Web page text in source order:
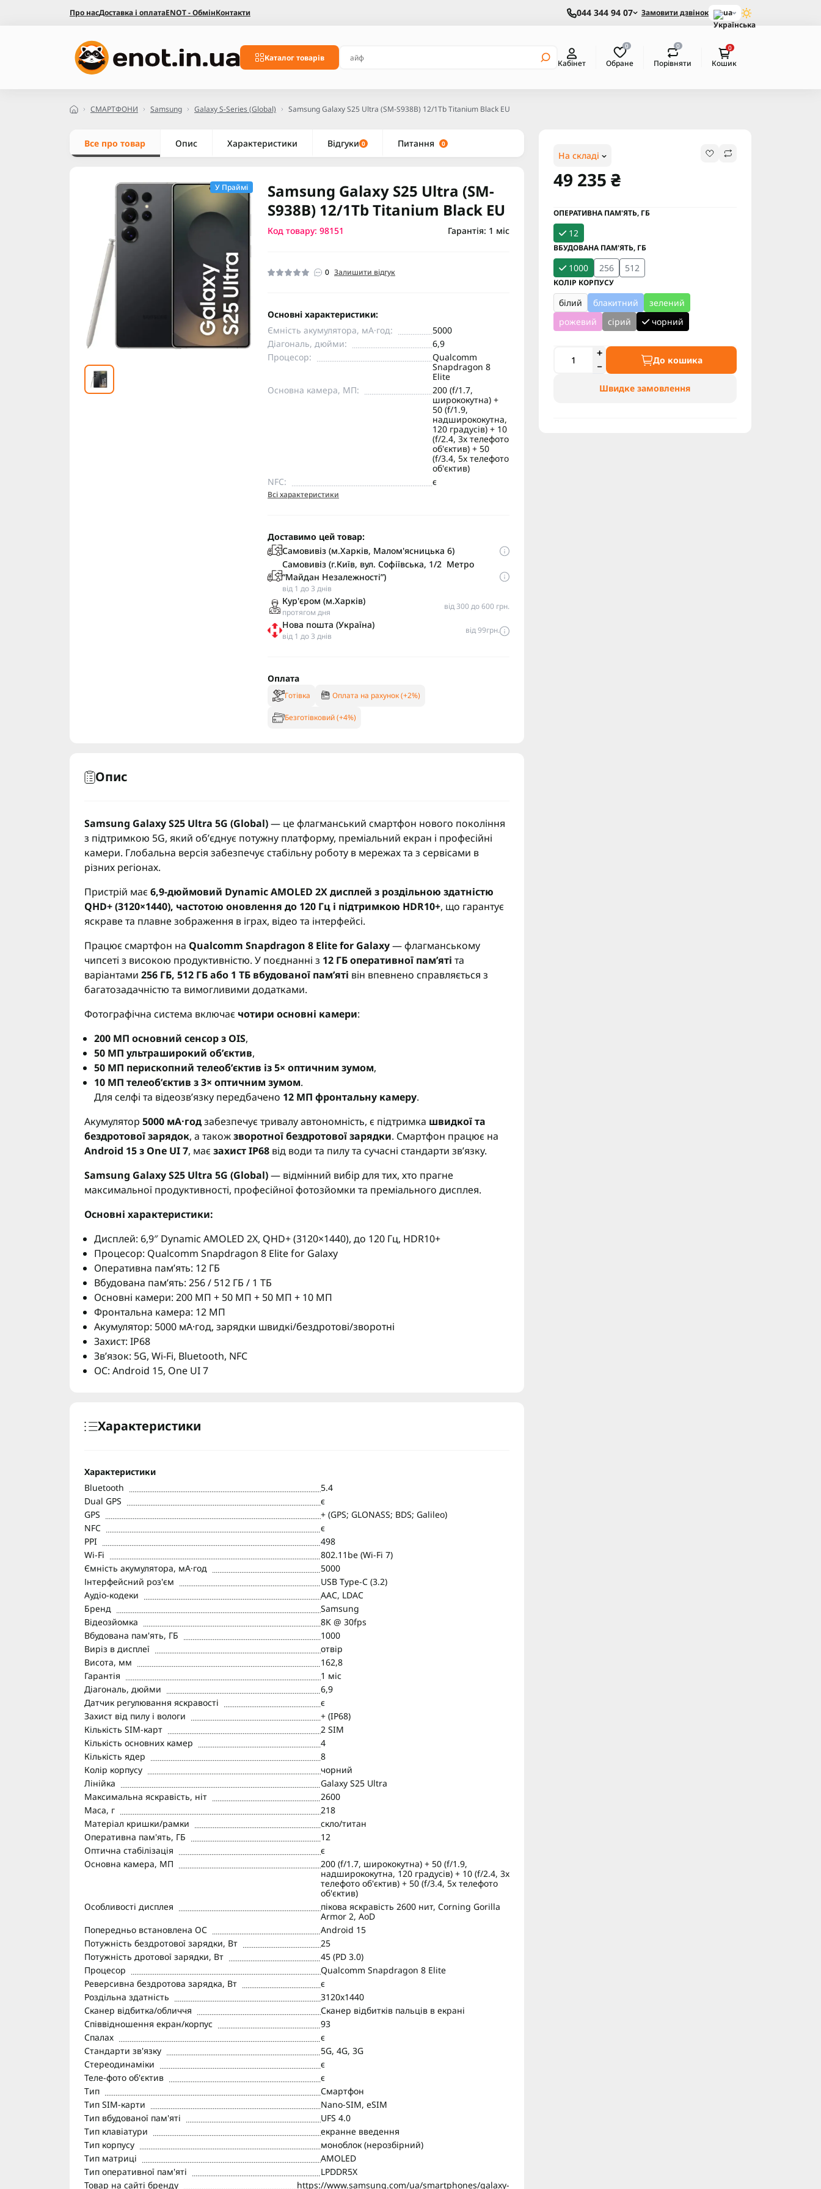
Про насДоставка і оплатаENOT - ОбмінКонтакти 044 344 94 07 Замовити дзвінок ua
Каталог товарів
Кабінет
0
Обране
0
Порівняти
0
Кошик
СМАРТФОНИ Samsung Galaxy S-Series (Global) Samsung Galaxy S25 Ultra (SM-S938B) 12/1Tb Titanium Black EU
Все про товар Опис Характеристики Відгуки 0 Питання 0
У Праймі
Samsung Galaxy S25 Ultra (SM-
S938B) 12/1Tb Titanium Black EU
Код товару: 98151 Гарантія: 1 міс
0 Залишити відгук
На складі
49 235 ₴
ОПЕРАТИВНА ПАМ'ЯТЬ, ГБ
12
ВБУДОВАНА ПАМ'ЯТЬ, ГБ
1000 256 512
КОЛІР КОРПУСУ
білий блакитний
зелений
рожевий
сірий чорний
До кошика
Швидке замовлення
Основні характеристики:
Ємність акумулятора, мА·год:
5000
Діагональ, дюйми:
6,9
Процесор:
Qualcomm
Snapdragon 8
Elite
Основна камера, МП:
200 (f/1.7,
ширококутна) +
50 (f/1.9,
надширококутна,
120 градусів) + 10
(f/2.4, 3x телефото
об'єктив) + 50
(f/3.4, 5x телефото
об'єктив)
NFC:
є
Всі характеристики
Доставимо цей товар:
Самовивіз (м.Харків, Малом'ясницька 6)
Самовивіз (г.Київ, вул. Софіївська, 1/2 Метро
“Майдан Незалежності”)
від 1 до 3 днів
Кур'єром (м.Харків)
протягом дня
від 300 до 600 грн.
Нова пошта (Україна)
від 1 до 3 днів
від 99грн.
Оплата
Готівка Оплата на рахунок (+2%)
Безготівковий (+4%)
Опис
Samsung Galaxy S25 Ultra 5G (Global)— це флагманський смартфон нового покоління
з підтримкою 5G, який об’єднує потужну платформу, преміальний екран і професійні
камери. Глобальна версія забезпечує стабільну роботу в мережах та з сервісами в
різних регіонах.
Пристрій має 6,9-дюймовий Dynamic AMOLED 2X дисплей з роздільною здатністю
QHD+ (3120×1440), частотою оновлення до 120 Гц і підтримкою HDR10+, що гарантує
яскраве та плавне зображення в іграх, відео та інтерфейсі.
Працює смартфон на Qualcomm Snapdragon 8 Elite for Galaxy— флагманському
чипсеті з високою продуктивністю. У поєднанні з 12 ГБ оперативної пам’яті та
варіантами 256 ГБ, 512 ГБ або 1 ТБ вбудованої пам’яті він впевнено справляється з
багатозадачністю та вимогливими додатками.
Фотографічна система включає чотири основні камери:
200 МП основний сенсор з OIS,
50 МП ультраширокий об’єктив,
50 МП перископний телеоб’єктив із 5× оптичним зумом,
10 МП телеоб’єктив з 3× оптичним зумом.
Для селфі та відеозв’язку передбачено 12 МП фронтальну камеру.
Акумулятор 5000 мА·годзабезпечує тривалу автономність, є підтримка швидкої та
бездротової зарядок, а такожзворотної бездротової зарядки. Смартфон працює на
Android 15 з One UI 7, має захист IP68 від води та пилу та сучасні стандарти зв’язку.
Samsung Galaxy S25 Ultra 5G (Global)— відмінний вибір для тих, хто прагне
максимальної продуктивності, професійної фотозйомки та преміального дисплея.
Основні характеристики:
Дисплей: 6,9″ Dynamic AMOLED 2X, QHD+ (3120×1440), до 120 Гц, HDR10+
Процесор: Qualcomm Snapdragon 8 Elite for Galaxy
Оперативна пам’ять: 12 ГБ
Вбудована пам’ять: 256 / 512 ГБ / 1 ТБ
Основні камери: 200 МП + 50 МП + 50 МП + 10 МП
Фронтальна камера: 12 МП
Акумулятор: 5000 мА·год, зарядки швидкі/бездротові/зворотні
Захист: IP68
Зв’язок: 5G, Wi-Fi, Bluetooth, NFC
ОС: Android 15, One UI 7
Характеристики
Характеристики
Bluetooth
5.4
Dual GPS
є
GPS
+ (GPS; GLONASS; BDS; Galileo)
NFC
є
PPI
498
Wi-Fi
802.11be (Wi-Fi 7)
Ємність акумулятора, мА·год
5000
Інтерфейсний роз'єм
USB Type-C (3.2)
Аудіо-кодеки
AAC, LDAC
Бренд
Samsung
Відеозйомка
8K @ 30fps
Вбудована пам'ять, ГБ
1000
Виріз в дисплеї
отвір
Висота, мм
162,8
Гарантія
1 міс
Діагональ, дюйми
6,9
Датчик регулювання яскравості
є
Захист від пилу і вологи
+ (IP68)
Кількість SIM-карт
2 SIM
Кількість основних камер
4
Кількість ядер
8
Колір корпусу
чорний
Лінійка
Galaxy S25 Ultra
Максимальна яскравість, ніт
2600
Маса, г
218
Матеріал кришки/рамки
скло/титан
Оперативна пам'ять, ГБ
12
Оптична стабілізація
є
Основна камера, МП
200 (f/1.7, ширококутна) + 50 (f/1.9,
надширококутна, 120 градусів) + 10 (f/2.4, 3x
телефото об'єктив) + 50 (f/3.4, 5x телефото
об'єктив)
Особливості дисплея
пікова яскравість 2600 нит, Corning Gorilla
Armor 2, AoD
Попередньо встановлена ОС
Android 15
Потужність бездротової зарядки, Вт
25
Потужність дротової зарядки, Вт
45 (PD 3.0)
Процесор
Qualcomm Snapdragon 8 Elite
Реверсивна бездротова зарядка, Вт
є
Роздільна здатність
3120x1440
Сканер відбитка/обличчя
Сканер відбитків пальців в екрані
Співвідношення екран/корпус
93
Спалах
є
Стандарти зв'язку
5G, 4G, 3G
Стереодинаміки
є
Теле-фото об'єктив
є
Тип
Смартфон
Тип SIM-карти
Nano-SIM, eSIM
Тип вбудованої пам'яті
UFS 4.0
Тип клавіатури
екранне введення
Тип корпусу
моноблок (нерозбірний)
Тип матриці
AMOLED
Тип оперативної пам'яті
LPDDR5X
Товар на сайті бренду
https://www.samsung.com/ua/smartphones/galaxy-